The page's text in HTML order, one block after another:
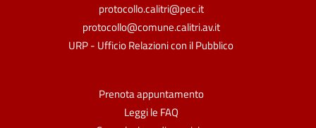
protocollo.calitri@pec.it
protocollo@comune.calitri.av.it
URP - Ufficio Relazioni con il Pubblico
Prenota appuntamento
Leggi le FAQ